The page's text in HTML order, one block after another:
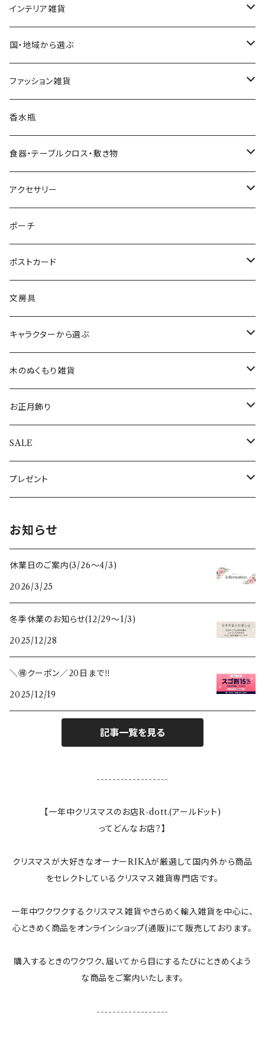
ハワイアンクリスマス雑貨
クリスマスツリー
ヌードツリー（飾りなし）
そのまま飾れるツリー
クリスマスオーナメント・飾り
くるみ割り人形オーナメント
不思議の国のアリスオーナメント
すべてのオーナメント
クリスマスオブジェ・置物
スノードーム
スノードーム（LEDライト付き）
クリスマスリース
クリスマスミュージックオブジェ（音楽付きオブジェ）
オルゴールタイプ
ミュージックタイプ
クリスマスイルミネーションライト
オーナメントスタンド
くま雑貨
ウォールアート(壁飾り)
敷き物
キャンドル・キャンドルスタンド
キャンドル
キャンドルスタンド
ぬいぐるみ
トントゥドール
クリスマスカード
インテリア雑貨
置物・オブジェ
小物入れ・小物置き
スマホスタンド
ウォールアート（壁飾り）
ジュエリースタンド
キャンドルスタンド
カードスタンド
LEDキャンドルライト
ワインホルダー
コースター
トレイ（トレー）
オーナメントスタンド
イルミネーションライト
フォトフレーム・写真立て
鏡
ガラスベース(花瓶、燭台)
カレンダー
敷き物
すべてのインテリア雑貨
国・地域から選ぶ
イタリア
チェコ
オランダ
ハワイ
ネパール
インドネシア
バリ
エジプト
フランス
インド
ギリシャ
日本
ドイツ
スペイン
ポーランド
スウェーデン
ファッション雑貨
ピアス
腕時計
バッグ
ミニトートバッグ
スリッパ
すべてのファッション雑貨
イヤリング
香水瓶
食器・テーブルクロス・敷き物
カップ・ソーサー
お皿（プレート）
マグカップ
テーブルクロス
ランチョンマット
敷き物
すべての食器・テーブルクロス・敷き物
エッグホルダー
ミニカップ
アクセサリー
ピアス
イヤリング
腕時計
ブレスレット
ネックレス
指輪
全てのアクセサリー
ポーチ
ポストカード
バースデーカード
クリスマスカード
その他のポストカード
すべてのポストカード
文房具
キャラクターから選ぶ
ALOHAマプア
木のぬくもり雑貨
ぽれぽれ動物
ぽれぽれコモノ
クリスマスぽれぽれ動物
シロクマ親子
おとぎの森のくま
干支セット
すべての木のぬくもり雑貨
お正月飾り
置物・オブジェ
すべてのお正月飾り
SALE
アウトレット
プレゼント
お知らせ
休業日のご案内(3/26〜4/3)
2026/3/25
冬季休業のお知らせ(12/29〜1/3)
2025/12/28
＼🉐クーポン／20日まで‼️
2025/12/19
記事一覧を見る
------------------
【一年中クリスマスのお店R-dott.(アールドット)
ってどんなお店？】
クリスマスが大好きなオーナーRIKAが厳選して国内外から商品
をセレクトしているクリスマス雑貨専門店です。
一年中ワクワクするクリスマス雑貨やきらめく輸入雑貨を中心に、
心ときめく商品をオンラインショップ(通販)にて販売しております。
購入するときのワクワク、届いてから目にするたびにときめくよう
な商品をご案内いたします。
------------------